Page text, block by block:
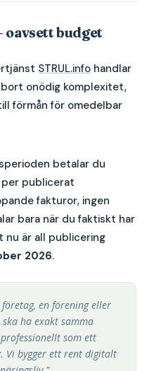
budget
STRUL.info handlar
onödig komplexitet,
förmån för omedelbar
betalar du
per publicerat
fakturor, ingen
bara när du faktiskt har
är all publicering
2026.
en förening eller
ha exakt samma
som ett
Vi bygger ett rent digitalt